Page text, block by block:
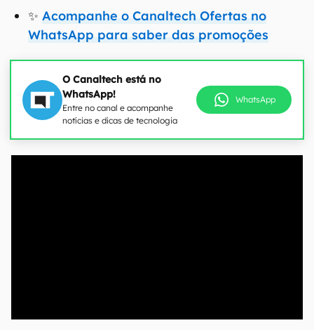
✨ Acompanhe o Canaltech Ofertas no
WhatsApp para saber das promoções
O Canaltech está no
WhatsApp!
Entre no canal e acompanhe
notícias e dicas de tecnologia
WhatsApp